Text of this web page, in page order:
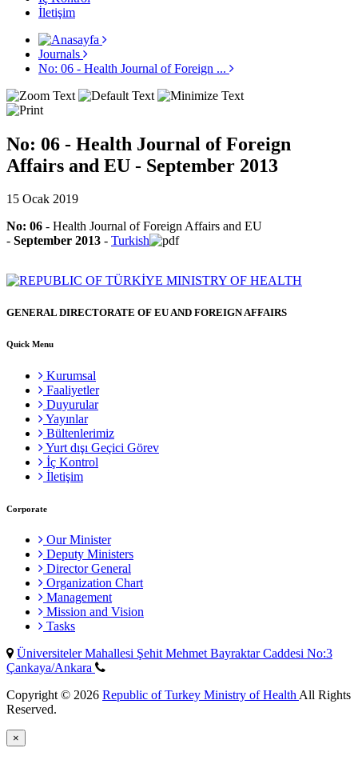
İletişim
Journals
No: 06 - Health Journal of Foreign ...
No: 06 - Health Journal of Foreign
Affairs and EU - September 2013
15 Ocak 2019
No: 06 - Health Journal of Foreign Affairs and EU
- September 2013 - Turkish
GENERAL DIRECTORATE OF EU AND FOREIGN AFFAIRS
Quick Menu
Kurumsal
Faaliyetler
Duyurular
Yayınlar
Bültenlerimiz
Yurt dışı Geçici Görev
İç Kontrol
İletişim
Corporate
Our Minister
Deputy Ministers
Director General
Organization Chart
Management
Mission and Vision
Tasks
Üniversiteler Mahallesi Şehit Mehmet Bayraktar Caddesi No:3
Çankaya/Ankara
Copyright © 2026 Republic of Turkey Ministry of HealthAll Rights
Reserved.
×